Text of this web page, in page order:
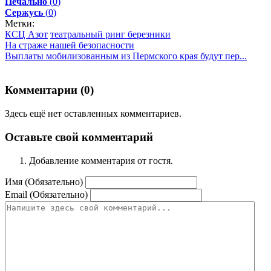
Сержусь (0)
Метки:
КСЦ Азот театральный ринг березники
На страже нашей безопасности
Выплаты мобилизованным из Пермского края будут пер...
Комментарии (0)
Здесь ещё нет оставленных комментариев.
Оставьте свой комментарий
Добавление комментария от гостя.
Имя (Обязательно)
Email (Обязательно)